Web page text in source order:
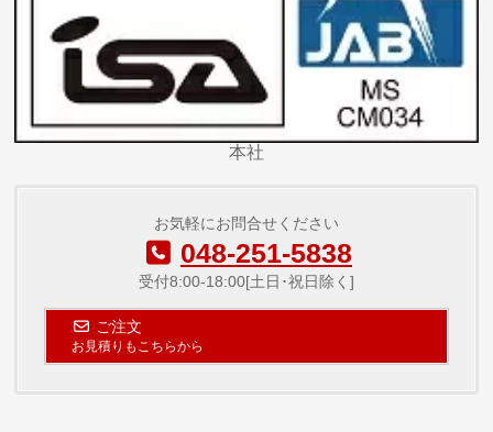
本社
お気軽にお問合せください
048-251-5838
受付8:00-18:00[土日･祝日除く]
ご注文
お見積りもこちらから